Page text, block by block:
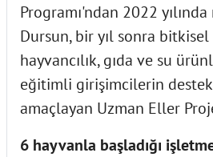
Programı'ndan 2022
Dursun, bir yıl sonra
hayvancılık, gıda ve su
eğitimli girişimcilerin
amaçlayan Uzman Eller
6 hayvanla başladığı